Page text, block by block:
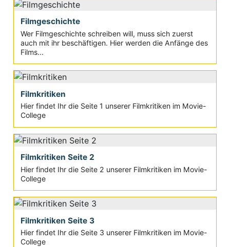
Filmgeschichte
Wer Filmgeschichte schreiben will, muss sich zuerst
auch mit ihr beschäftigen. Hier werden die Anfänge des
Films...
Filmkritiken
Hier findet Ihr die Seite 1 unserer Filmkritiken im Movie-
College
Filmkritiken Seite 2
Hier findet Ihr die Seite 2 unserer Filmkritiken im Movie-
College
Filmkritiken Seite 3
Hier findet Ihr die Seite 3 unserer Filmkritiken im Movie-
College